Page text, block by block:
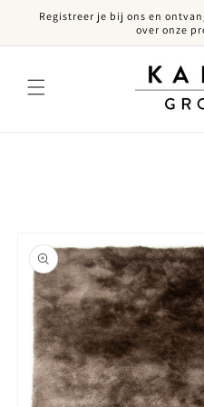
naar de content
Registreer je bij ons en
over onze